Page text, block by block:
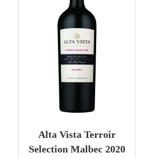
Alta Vista Terroir
Selection Malbec 2020